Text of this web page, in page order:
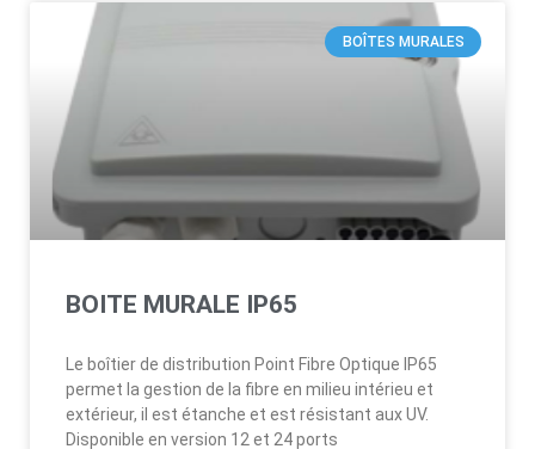
BOÎTES MURALES
BOITE MURALE IP65
Le boîtier de distribution Point Fibre Optique IP65
permet la gestion de la fibre en milieu intérieu et
extérieur, il est étanche et est résistant aux UV.
Disponible en version 12 et 24 ports